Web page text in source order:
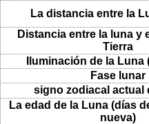
La distancia entre la
Distancia entre la luna y
Tierra
Iluminación de la Luna
Fase lunar
signo zodiacal actual
La edad de la Luna (días
nueva)